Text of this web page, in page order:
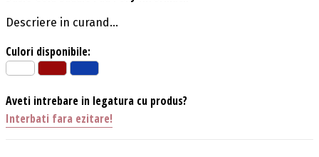
Descriere in curand...
Culori disponibile:
Aveti intrebare in legatura cu produs?
Interbati fara ezitare!